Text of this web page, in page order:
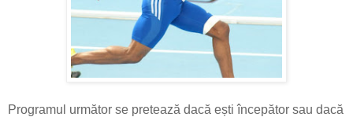
Programul următor se pretează dacă ești începător sau dacă